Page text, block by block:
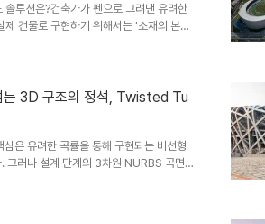
루션은?건축가가 펜으로 그려낸 유려한
건물로 구현하기 위해서는 '소재의 본
알루미늄 패널 파사드는 현대 건축에서 가
다. Challenge. 소재의 특성이 제작의 한
하는 실수는 '형상과 소재의 불일치'입니
소재를 선택하거나, 날카로운 폴딩이 필
3D 구조의 정석, Twisted Tu
유려한 곡률을 통해 구현되는 비선형
러나 설계 단계의 3차원 NURBS 곡면을
물리적 성질과 제작 공정상의 수많은 임계